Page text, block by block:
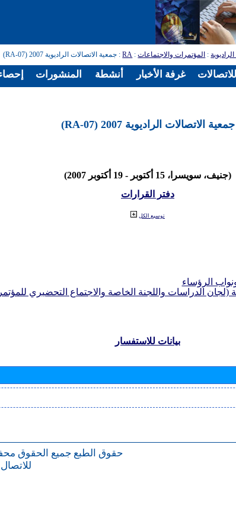
: المؤتمرات والاجتماعات:
RA: جمعية الاتصالات الراديوية 2007 (RA-07)
جمعية الاتصالات الراديوية 2007 (RA-07)
(جنيف، سويسرا، 15 أكتوبر - 19 أكتوبر 2007)
دفتر القرارات
توسيع الكل
الرؤساء
(لجان الدراسات واللجنة الخاصة والاجتماع التحضيري
بيانات للاستفسار
حقوق الطبع جميع الحقوق
المنشورات أنشطة غرفة الأخبار